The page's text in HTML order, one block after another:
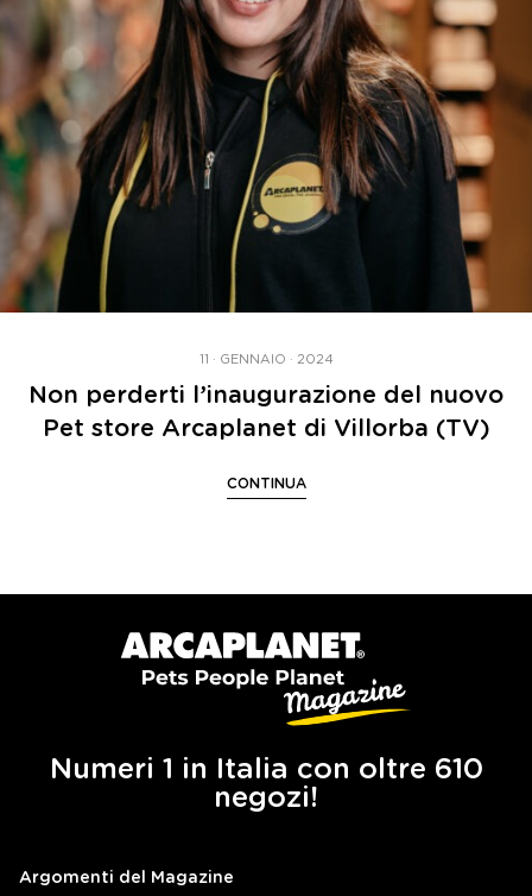
11 · GENNAIO · 2024
Non perderti l’inaugurazione del nuovo
Pet store Arcaplanet di Villorba (TV)
CONTINUA
Numeri 1 in Italia con oltre 610
negozi!
Argomenti del Magazine